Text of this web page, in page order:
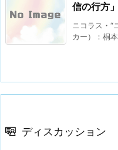
信の行方」
ニコラス・“
カー）：桐
ディスカッション